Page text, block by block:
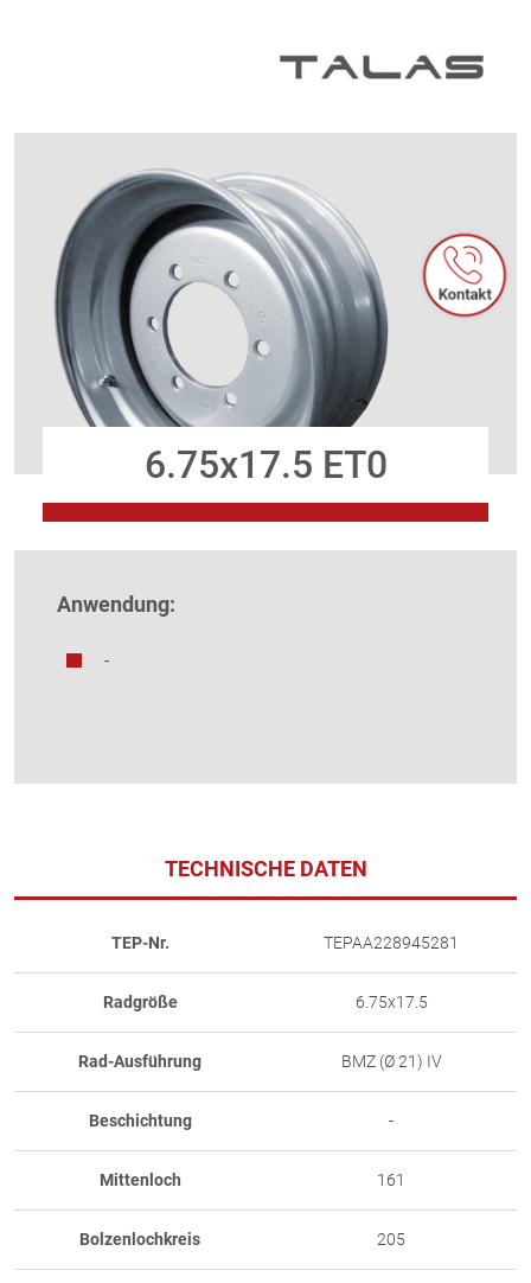
6.75x17.5 ET0
Anwendung:
-
TECHNISCHE DATEN
TEP-Nr. TEPAA228945281
Radgröße 6.75x17.5
Rad-Ausführung BMZ (Ø 21) IV
Beschichtung -
Mittenloch 161
Bolzenlochkreis 205